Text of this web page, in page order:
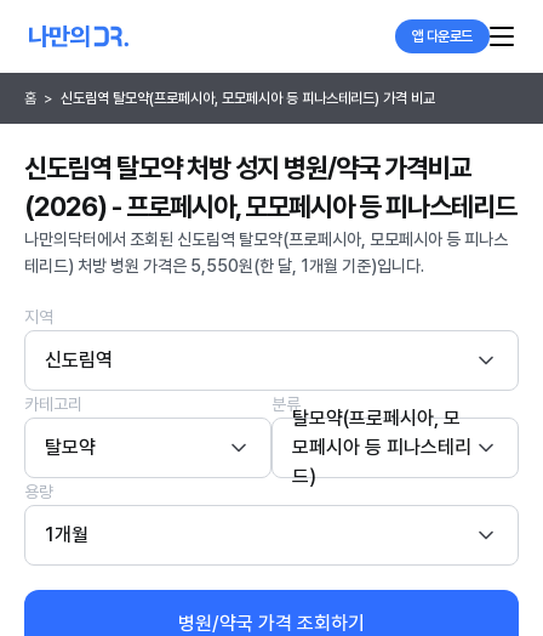
앱 다운로드
홈 > 신도림역 탈모약(프로페시아, 모모페시아 등 피나스테리드) 가격 비교
신도림역 탈모약 처방 성지 병원/약국 가격비교
(2026) - 프로페시아, 모모페시아 등 피나스테리드
나만의닥터에서 조회된 신도림역 탈모약(프로페시아, 모모페시아 등 피나스
테리드) 처방 병원 가격은 5,550원(한 달, 1개월 기준)입니다.
지역
신도림역
카테고리
탈모약
분류
탈모약(프로페시아, 모
모페시아 등 피나스테리
드)
용량
1개월
병원/약국 가격 조회하기